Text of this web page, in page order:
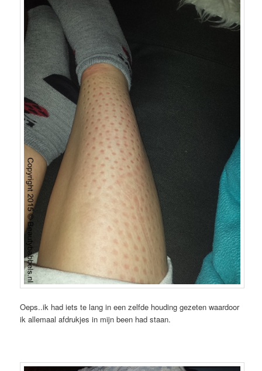
Oeps..ik had iets te lang in een zelfde houding gezeten waardoor
ik allemaal afdrukjes in mijn been had staan.